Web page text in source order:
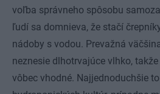
voľba správneho spôsobu
ľudí sa domnieva, že stačí
nádoby s vodou. Prevažná
neznesie dlhotrvajúce vlhko,
vôbec vhodné. Najjednoduchšie